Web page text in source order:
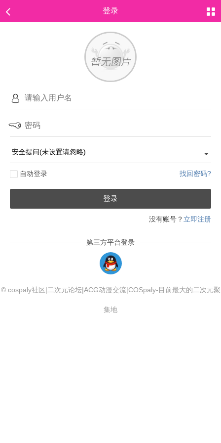
登录
自动登录 找回密码?
登录
没有账号？ 立即注册
第三方平台登录
© cospaly社区|二次元论坛|ACG动漫交流|COSpaly-目前最大的二次元聚
集地